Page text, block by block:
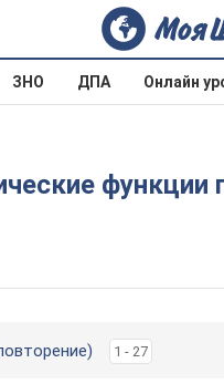
ЗНО ДПА Онлайн
1 - 27